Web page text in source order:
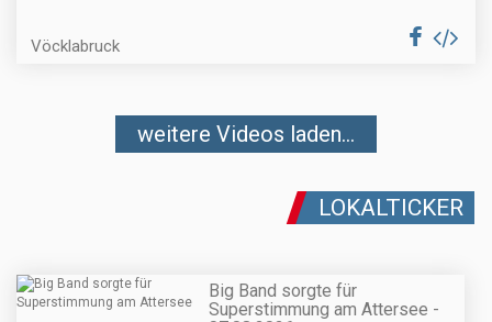
Vöcklabruck
weitere Videos laden...
LOKALTICKER
Big Band sorgte für
Superstimmung am Attersee -